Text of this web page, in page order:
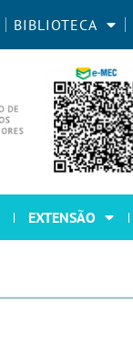
BIBLIOTECA
EXTENSÃO